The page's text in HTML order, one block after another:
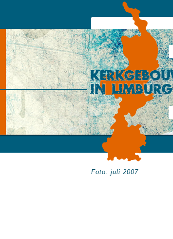
Foto: juli 2007